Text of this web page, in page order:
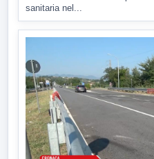
sanitaria nel...